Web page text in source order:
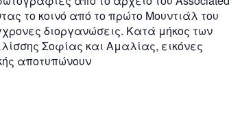
το κοινό από το πρώτο Μουντιάλ του
διοργανώσεις. Κατά μήκος των
Σοφίας και Αμαλίας, εικόνες
αποτυπώνουν